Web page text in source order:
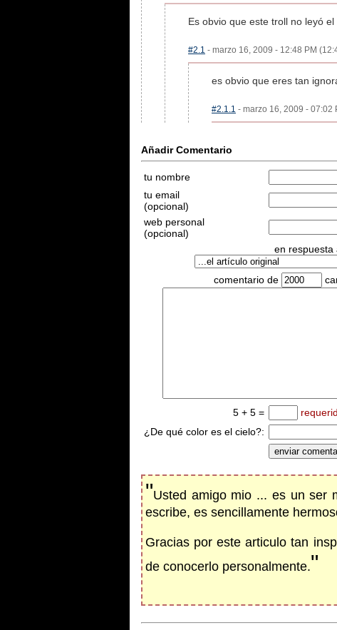
Es obvio que este troll no leyó
#2.1 - marzo 16, 2009 - 12:48 PM
es obvio que eres tan
#2.1.1 - marzo 16, 2009 - 07:02
Añadir Comentario
tu nombre
tu email
(opcional)
web personal
(opcional)
en respuesta
comentario de
5 + 5 =
¿De qué color es el cielo?:
"Usted amigo mio ... es un ser
escribe, es sencillamente
Gracias por este articulo tan
de conocerlo personalmente."